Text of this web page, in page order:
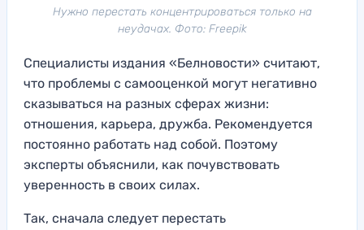
Нужно перестать концентрироваться только на
неудачах. Фото: Freepik
Специалисты издания «Белновости» считают,
что проблемы с самооценкой могут негативно
сказываться на разных сферах жизни:
отношения, карьера, дружба. Рекомендуется
постоянно работать над собой. Поэтому
эксперты объяснили, как почувствовать
уверенность в своих силах.
Так, сначала следует перестать